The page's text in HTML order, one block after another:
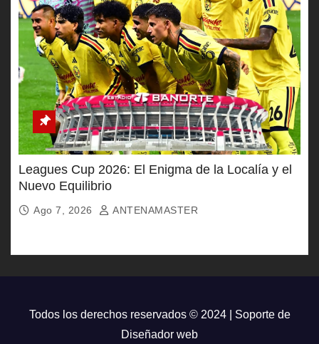
Leagues Cup 2026: El Enigma de la Localía y el
Nuevo Equilibrio
Ago 7, 2026 ANTENAMASTER
Todos los derechos reservados © 2024 | Soporte de
Diseñador web